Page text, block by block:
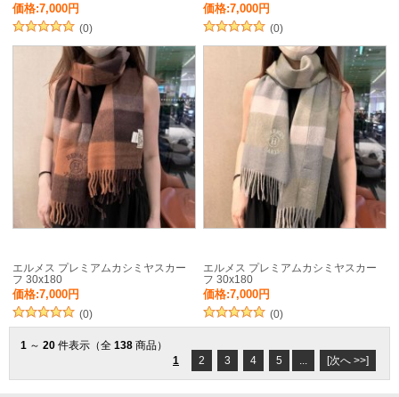
価格:7,000円
(0)
価格:7,000円
(0)
エルメス プレミアムカシミヤスカー
フ 30x180
価格:7,000円
(0)
エルメス プレミアムカシミヤスカー
フ 30x180
価格:7,000円
(0)
1 ～ 20 件表示（全 138 商品）
1
2 3 4 5 ... [次へ >>]